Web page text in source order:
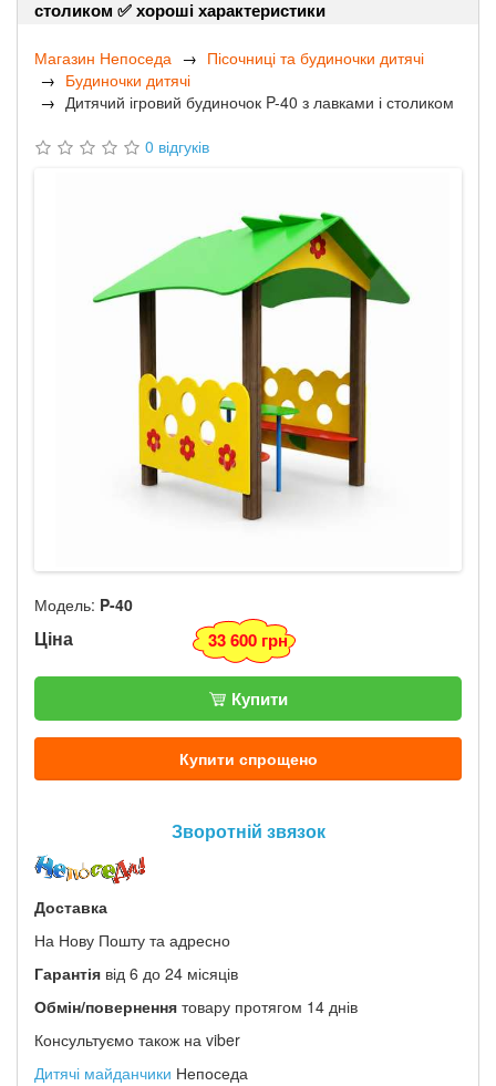
столиком ✅ хороші характеристики
Магазин Непоседа
Пісочниці та будиночки дитячі
Будиночки дитячі
Дитячий ігровий будиночок P-40 з лавками і столиком
0 відгуків
Модель: P-40
Ціна 33 600 грн
Купити
Купити спрощено
Зворотній звязок
Доставка
На Нову Пошту та адресно
Гарантія від 6 до 24 місяців
Обмін/повернення товару протягом 14 днів
Консультуємо також на viber
Дитячі майданчики Непоседа